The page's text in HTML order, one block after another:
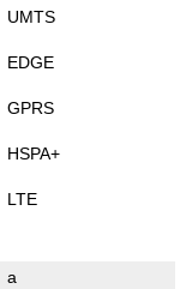
UMTS
EDGE
GPRS
HSPA+
LTE
a